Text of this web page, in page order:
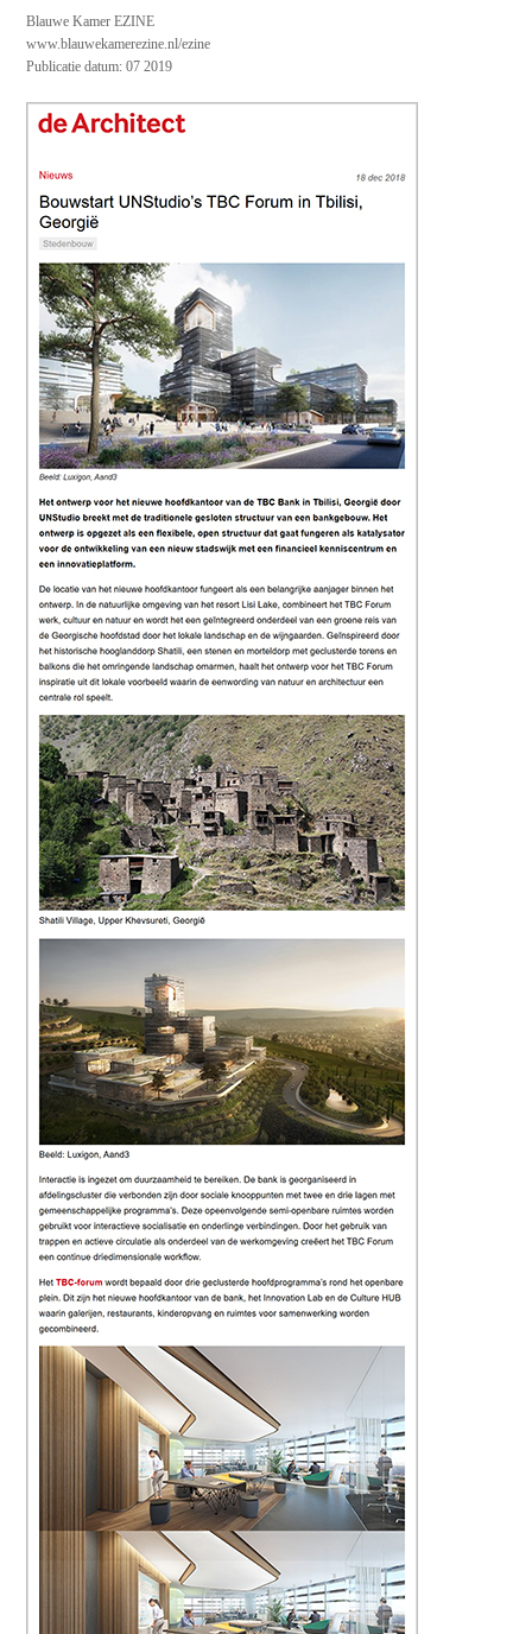
Blauwe Kamer EZINE
www.blauwekamerezine.nl/ezine
Publicatie datum: 07 2019